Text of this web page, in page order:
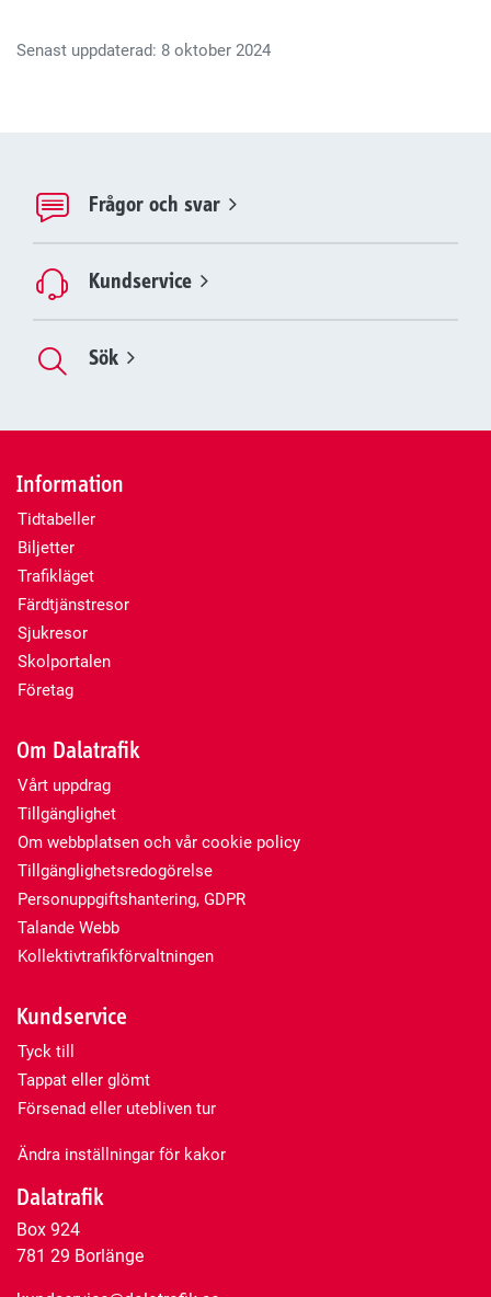
Senast uppdaterad: 8 oktober 2024
Frågor och svar
Kundservice
Sök
Information
Tidtabeller
Biljetter
Trafikläget
Färdtjänstresor
Sjukresor
Skolportalen
Företag
Om Dalatrafik
Vårt uppdrag
Tillgänglighet
Om webbplatsen och vår cookie policy
Tillgänglighetsredogörelse
Personuppgiftshantering, GDPR
Talande Webb
Kollektivtrafikförvaltningen
Kundservice
Tyck till
Tappat eller glömt
Försenad eller utebliven tur
Ändra inställningar för kakor
Dalatrafik
Box 924
781 29 Borlänge